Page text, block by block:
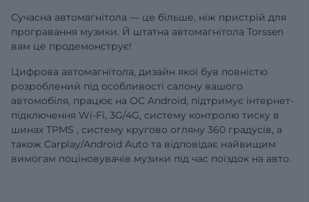
Сучасна автомагнітола — це більше, ніж пристрій для
програвання музики. Й штатна автомагнітола Torssen
вам це продемонструє!
Цифрова автомагнітола, дизайн якої був повністю
розроблений під особливості салону вашого
автомобіля, працює на ОС Android, підтримує інтернет-
підключення Wi-Fi, 3G/4G, систему контролю тиску в
шинах TPMS , систему кругово огляну 360 градусів, а
також Carplay/Android Auto та відповідає найвищим
вимогам поціновувачів музики під час поїздок на авто.